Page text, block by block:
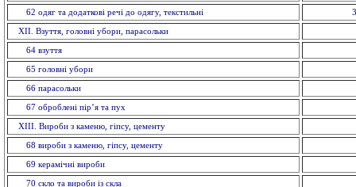
62 одяг та додаткові речі до одягу, текстильні
XII. Взуття, головнi убори, парасольки
64 взуття
65 головнi убори
66 парасольки
67 оброблені пір’я та пух
XIII. Вироби з каменю, гіпсу, цементу
68 вироби з каменю, гiпсу, цементу
69 керамiчнi вироби
70 скло та вироби із cкла